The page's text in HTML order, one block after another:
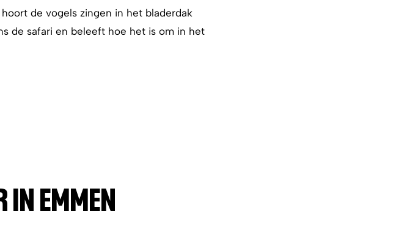
de vogels zingen in het bladerdak
de safari en beleeft hoe het is om in het
IN EMMEN